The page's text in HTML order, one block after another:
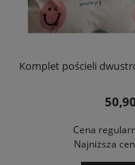
Komplet pościeli
Cena
Najniższa